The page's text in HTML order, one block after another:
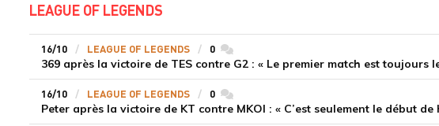
LEAGUE OF LEGENDS
16/10 LEAGUE OF LEGENDS 0 commentaires
16/10 LEAGUE OF LEGENDS 0 commentaires